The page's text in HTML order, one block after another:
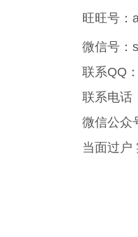
旺旺号：
微信号：
联系QQ
联系电话
微信公众
当面过户